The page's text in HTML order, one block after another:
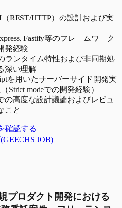
（REST/HTTP）の設計および実
Fastify等のフレームワーク
発経験
ランタイム特性および非同期処
深い理解
を用いたサーバーサイド開発実
Strict modeでの開発経験）
の高度な設計議論およびレビュ
こと
確認する
JOB)
プロダクト開発における